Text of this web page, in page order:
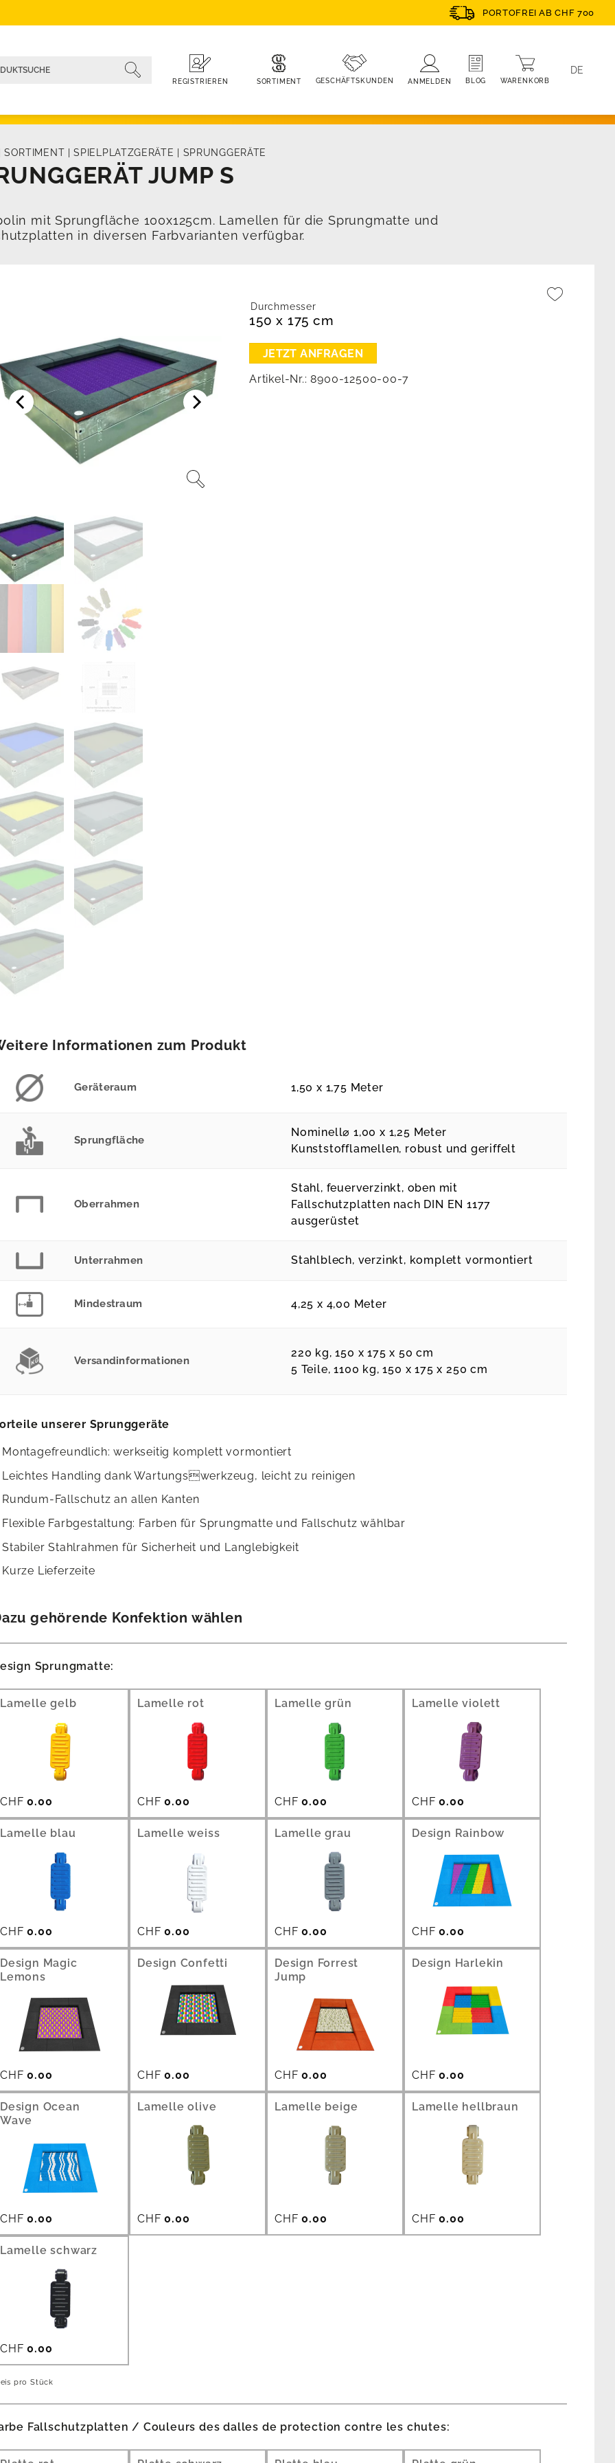
PORTOFREI AB CHF 700
REGISTRIEREN SORTIMENT GESCHÄFTSKUNDEN ANMELDEN BLOG WARENKORB
DE
SORTIMENT |SPIELPLATZGERÄTE SPRUNGGERÄTE
JUMP S
mit Sprungfläche 100x125cm. Lamellen für die Sprungmatte und
in diversen Farbvarianten verfügbar.
Durchmesser
150 x 175 cm
Artikel-Nr.:8900-12500-00-7
Informationen zum Produkt
Geräteraum 1,50 x 1,75 Meter
Sprungfläche
Nominell⌀ 1,00 x 1,25 Meter
Kunststofflamellen, robust und geriffelt
Oberrahmen
Stahl, feuerverzinkt, oben mit
Fallschutzplatten nach DIN EN 1177
ausgerüstet
Unterrahmen Stahlblech, verzinkt, komplett vormontiert
Mindestraum 4,25 x 4,00 Meter
Versandinformationen
220 kg, 150 x 175 x 50 cm
5 Teile, 1100 kg, 150 x 175 x 250 cm
unserer Sprunggeräte
Montagefreundlich: werkseitig komplett vormontiert
Leichtes Handling dank Wartungswerkzeug, leicht zu reinigen
Rundum-Fallschutz an allen Kanten
Flexible Farbgestaltung: Farben für Sprungmatte und Fallschutz wählbar
Stabiler Stahlrahmen für Sicherheit und Langlebigkeit
Kurze Lieferzeite
gehörende Konfektion wählen
Sprungmatte:
Lamelle gelb
CHF 0.00
Lamelle rot
CHF 0.00
Lamelle grün
CHF 0.00
Lamelle violett
CHF 0.00
Lamelle blau
CHF 0.00
Lamelle weiss
CHF 0.00
Lamelle grau
CHF 0.00
Design Rainbow
CHF 0.00
Design Magic
Lemons
CHF 0.00
Design Confetti
CHF 0.00
Design Forrest
Jump
CHF 0.00
Design Harlekin
CHF 0.00
Design Ocean
Wave
CHF 0.00
Lamelle olive
CHF 0.00
Lamelle beige
CHF 0.00
Lamelle hellbraun
CHF 0.00
Lamelle schwarz
CHF 0.00
pro Stück
Fallschutzplatten / Couleurs des dalles de protection contre les chutes: